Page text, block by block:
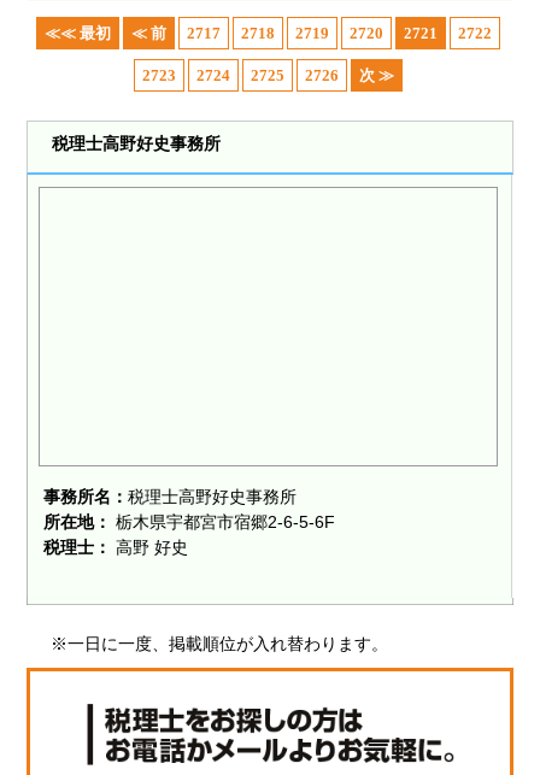
≪≪ 最初 ≪ 前 2717 2718 2719 2720 2721 2722
2723 2724 2725 2726 次 ≫
税理士高野好史事務所
事務所名：税理士高野好史事務所
所在地： 栃木県宇都宮市宿郷2-6-5-6F
税理士： 高野 好史
※一日に一度、掲載順位が入れ替わります。